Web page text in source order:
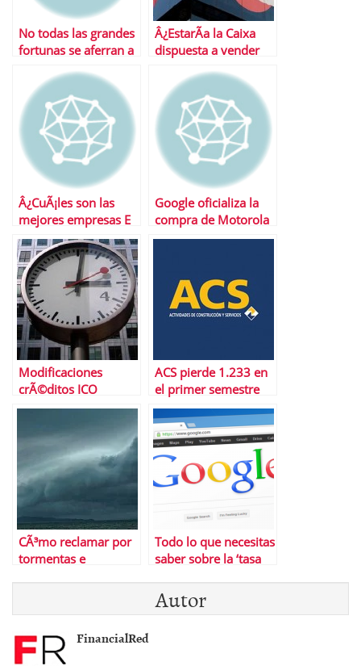
No todas las grandes
fortunas se aferran a
Â¿EstarÃ­a la Caixa
dispuesta a vender
Â¿CuÃ¡les son las
mejores empresas E
Google oficializa la
compra de Motorola
Movility
Modificaciones
crÃ©ditos ICO
liquidez junio 2012 |
El ICO esta igual de
nervioso que el
mercado
ACS pierde 1.233 en
el primer semestre
de este aÃ±o
CÃ³mo reclamar por
tormentas e
Todo lo que necesitas
saber sobre la ‘tasa
Autor
FinancialRed